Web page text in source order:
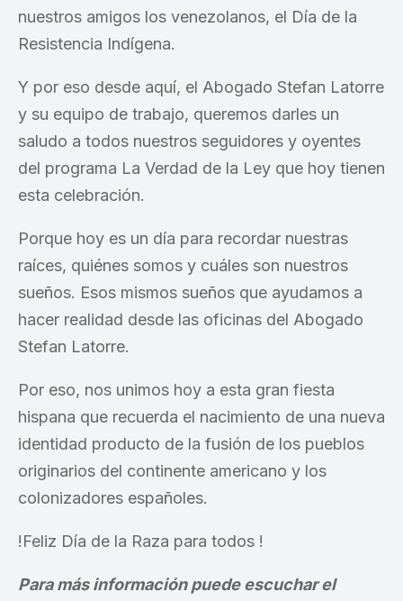
nuestros amigos los venezolanos, el Día de la
Resistencia Indígena.
Y por eso desde aquí, el Abogado Stefan Latorre
y su equipo de trabajo, queremos darles un
saludo a todos nuestros seguidores y oyentes
del programa La Verdad de la Ley que hoy tienen
esta celebración.
Porque hoy es un día para recordar nuestras
raíces, quiénes somos y cuáles son nuestros
sueños. Esos mismos sueños que ayudamos a
hacer realidad desde las oficinas del Abogado
Stefan Latorre.
Por eso, nos unimos hoy a esta gran fiesta
hispana que recuerda el nacimiento de una nueva
identidad producto de la fusión de los pueblos
originarios del continente americano y los
colonizadores españoles.
!Feliz Día de la Raza para todos !
Para más información puede escuchar el